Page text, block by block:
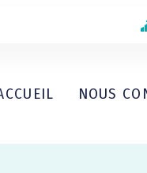
NOUS